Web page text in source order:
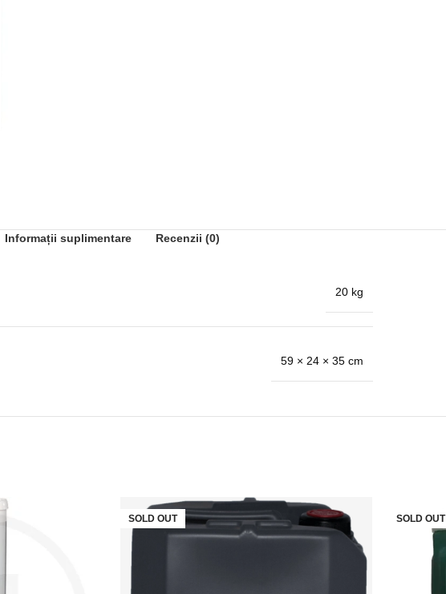
Informații suplimentare Recenzii (0)
20 kg
59 × 24 × 35 cm
SOLD OUT SOLD OUT